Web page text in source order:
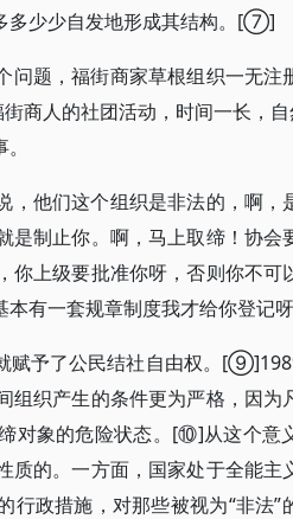
多少少自发地形成其结构。[⑦]
问题，福街商家草根组织一无注
商人的社团活动，时间一长，
，他们这个组织是非法的，啊，
制止你。啊，马上取缔！协会
上级要批准你呀，否则你不可
本有一套规章制度我才给你登
赋予了公民结社自由权。
织产生的条件更为严格，因为
对象的危险状态。[⑩]从这个意
的。一方面，国家处于全能主
政措施，对那些被视为“非法”